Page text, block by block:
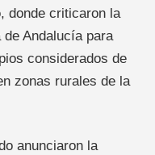
donde criticaron la
Andalucía para
considerados de
zonas rurales de la
anunciaron la